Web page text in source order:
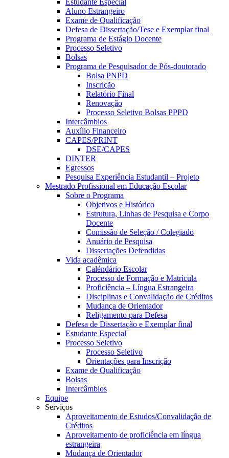
Estudante Especial
Aluno Estrangeiro
Exame de Qualificação
Defesa de Dissertação/Tese e Exemplar final
Programa de Estágio Docente
Processo Seletivo
Bolsas
Programa de Pesquisador de Pós-doutorado
Bolsa PNPD
Inscrição
Relatório Final
Renovação
Processo Seletivo Bolsas PPPD
Intercâmbios
Auxílio Financeiro
CAPES/PRINT
DSE/CAPES
DINTER
Egressos
Pesquisa Experiência Estudantil – Projeto
Mestrado Profissional em Educação Escolar
Sobre o Programa
Objetivos e Histórico
Estrutura, Linhas de Pesquisa e Corpo
Docente
Comissão de Seleção / Colegiado
Anuário de Pesquisa
Dissertações Defendidas
Vida acadêmica
Caléndário Escolar
Processo de Formação e Matrícula
Proficiência – Língua Estrangeira
Disciplinas e Convalidação de Créditos
Mudança de Orientador
Religamento para Defesa
Defesa de Dissertação e Exemplar final
Estudante Especial
Processo Seletivo
Processo Seletivo
Orientações para Inscrição
Exame de Qualificação
Bolsas
Intercâmbios
Equipe
Serviços
Aproveitamento de Estudos/Convalidação de
Créditos
Aproveitamento de proficiência em língua
estrangeira
Mudança de Orientador